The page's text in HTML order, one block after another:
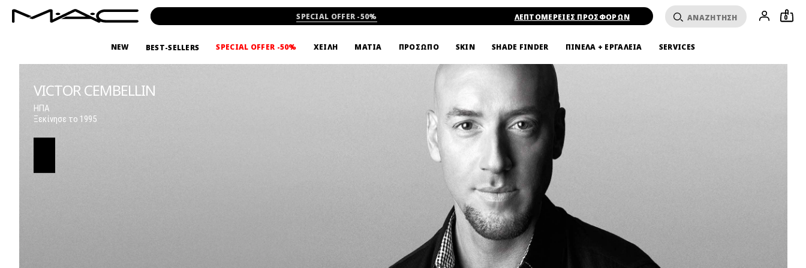
SPECIAL OFFER -50% ΛΕΠΤΟΜΕΡΕΙΕΣ ΠΡΟΣΦΟΡΩΝ 0
NEW BEST-SELLERS SPECIAL OFFER -50% ΧΕΙΛΗ ΜΑΤΙΑ ΠΡΟΣΩΠΟ SKIN SHADE FINDER ΠΙΝΕΛΑ + ΕΡΓΑΛΕΙΑ SERVICES
ΟΙ ARTISTS
VICTOR CEMBELLIN
ΗΠΑ
Ξεκίνησε το 1995